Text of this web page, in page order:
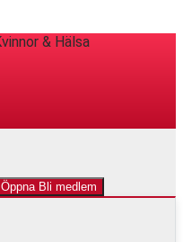
Öppna Bli medlem